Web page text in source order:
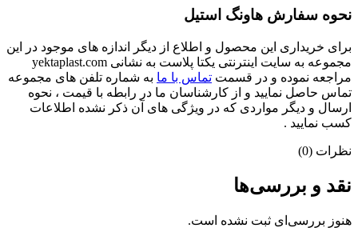
نحوه سفارش هاونگ استیل
برای خریداری این محصول و اطلاع از دیگر اندازه های موجود در این
مجموعه به سایت اینترنتی یکتا پلاست به نشانی yektaplast.com
مراجعه نموده و در قسمت تماس با ما به شماره تلفن های مجموعه
تماس حاصل نمایید و از کارشناسان ما در رابطه با قیمت ، نحوه
ارسال و دیگر مواردی که در ویژگی های آن ذکر نشده اطلاعات
کسب نمایید .
نظرات (0)
نقد و بررسی‌ها
هنوز بررسی‌ای ثبت نشده است.